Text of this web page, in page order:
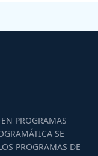
PROGRAMAS
SE
PROGRAMAS DE